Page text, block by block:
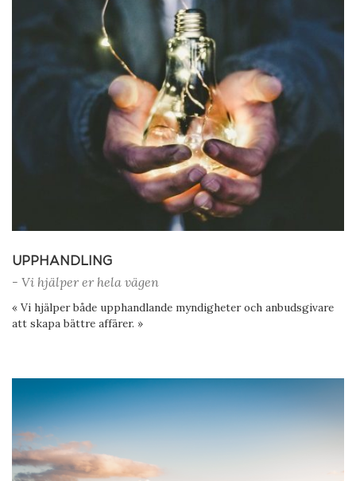
UPPHANDLING
- Vi hjälper er hela vägen
« Vi hjälper både upphandlande myndigheter och anbudsgivare
att skapa bättre affärer. »